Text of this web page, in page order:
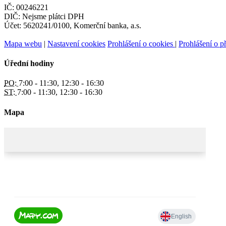
IČ: 00246221
DIČ: Nejsme plátci DPH
Účet: 5620241/0100, Komerční banka, a.s.
Mapa webu | Nastavení cookies Prohlášení o cookies | Prohlášení o
Úřední hodiny
PO: 7:00 - 11:30, 12:30 - 16:30
ST: 7:00 - 11:30, 12:30 - 16:30
Mapa